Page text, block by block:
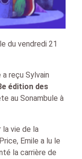
du vendredi 21
a reçu Sylvain
édition des
au Sonambule à
la vie de la
Emile a lu le
la carrière de